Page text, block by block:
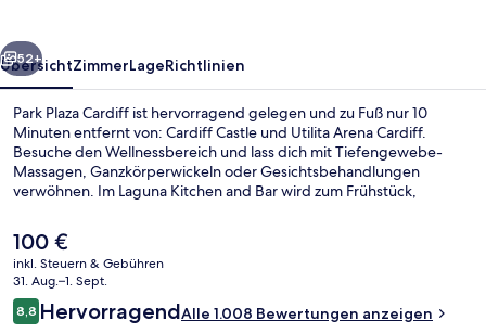
Weiter
52+
ÜbersichtZimmerLageRichtlinien
Park Plaza Cardiff ist hervorragend gelegen und zu Fuß nur 10
Minuten entfernt von: Cardiff Castle und Utilita Arena Cardiff.
Besuche den Wellnessbereich und lass dich mit Tiefengewebe-
Massagen, Ganzkörperwickeln oder Gesichtsbehandlungen
verwöhnen. Im Laguna Kitchen and Bar wird zum Frühstück,
Highlights sind ein Innenpool, eine Bar/Lounge und ein
Fitnesscenter. Anderen Reisenden gefallen das hilfsbereite Personal
und die zentrale Lage sehr gut.
Der
aktuelle
Preis
beträgt
100 €.
100 €
inkl. Steuern & Gebühren
31. Aug.–1. Sept.
Bewertungen
8,88,8 von 10.
HervorragendAlle 1.008 Bewertungen anzeigen